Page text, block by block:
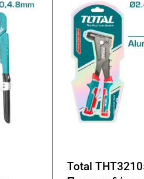
Total